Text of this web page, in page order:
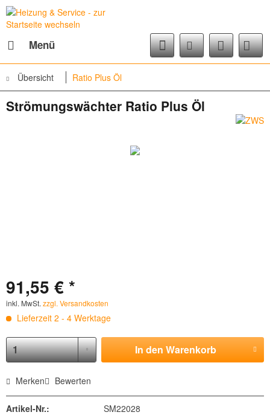
Menü
Übersicht Ratio Plus Öl
Strömungswächter Ratio Plus Öl
91,55 € *
inkl. MwSt. zzgl. Versandkosten
Lieferzeit 2 - 4 Werktage
In denWarenkorb
Merken Bewerten
Artikel-Nr.: SM22028